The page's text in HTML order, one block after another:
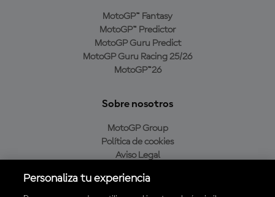
MotoGP™ Fantasy
MotoGP™ Predictor
MotoGP Guru Predict
MotoGP Guru Racing 25/26
MotoGP™26
Sobre nosotros
MotoGP Group
Política de cookies
Aviso Legal
Política de compra
Personaliza tu experiencia